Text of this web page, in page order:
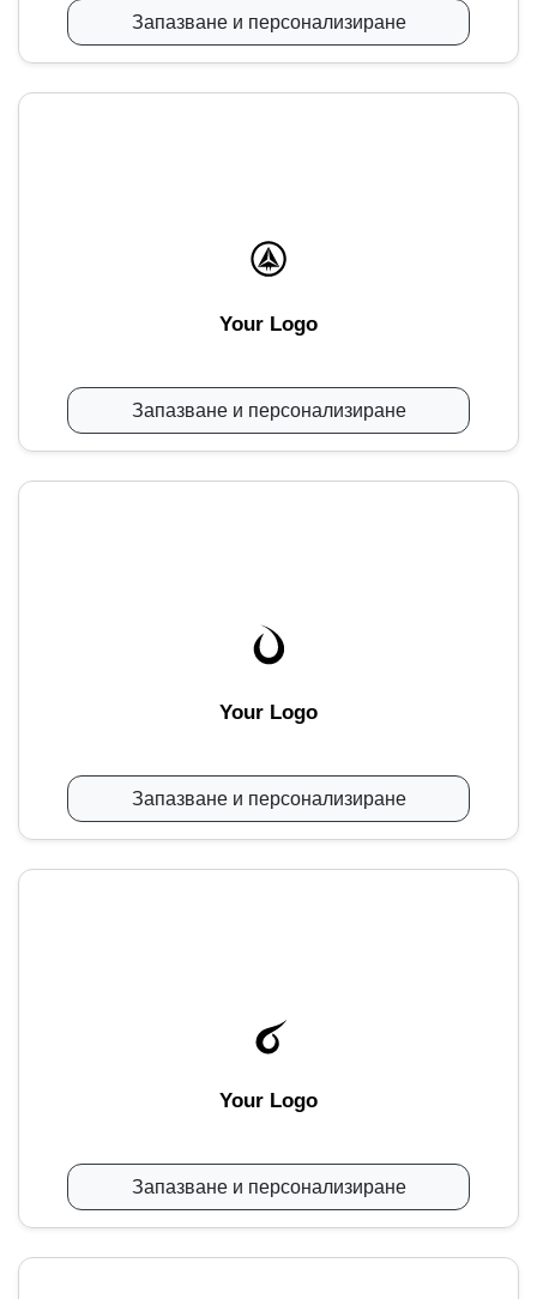
Запазване и персонализиране
Your Logo
Запазване и персонализиране
Your Logo
Запазване и персонализиране
Your Logo
Запазване и персонализиране